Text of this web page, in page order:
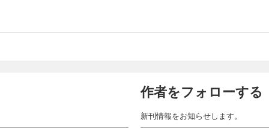
作者をフォローする
新刊情報をお知らせします。